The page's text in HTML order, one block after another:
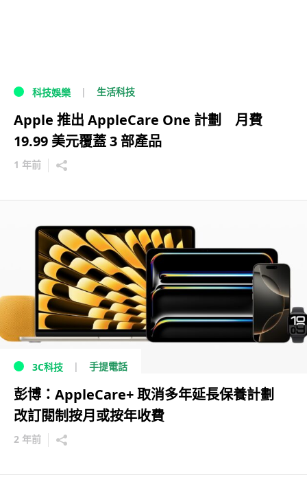
科技娛樂 生活科技
Apple 推出 AppleCare One 計劃 月費
19.99 美元覆蓋 3 部產品
1 年前
3C科技 手提電話
彭博：AppleCare+ 取消多年延長保養計劃
改訂閱制按月或按年收費
2 年前